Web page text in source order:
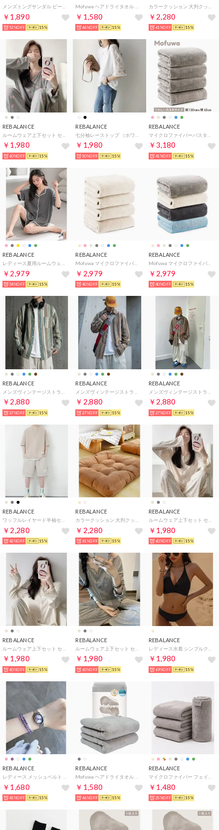
￥1,890
52%OFF 15%
￥1,580
46%OFF 15%
￥2,280
61%OFF 15%
REBALANCE
￥1,980
60%OFF 15%
REBALANCE
￥1,980
50%OFF 15%
REBALANCE
￥3,180
41%OFF 15%
REBALANCE
￥2,979
34%OFF 15%
REBALANCE
￥2,979
40%OFF 15%
REBALANCE
Mofuwa マイクロファイバー バスタオル 4枚セット タオルセット 110 x 50 ギフト まとめ買い【返品不可商品】 （カラーミックス1）
￥2,979
40%OFF 15%
REBALANCE
￥2,880
27%OFF 15%
REBALANCE
￥2,880
27%OFF 15%
REBALANCE
￥2,880
27%OFF 15%
REBALANCE
￥2,280
42%OFF 15%
REBALANCE
￥2,280
61%OFF 15%
REBALANCE
￥1,980
60%OFF 15%
REBALANCE
￥1,980
60%OFF 15%
REBALANCE
￥1,980
60%OFF 15%
REBALANCE
￥1,980
69%OFF 15%
REBALANCE
レディース メッシュベルト ウォッチ 腕時計 （C）
￥1,680
43%OFF 15%
REBALANCE
Mofuwa ヘアドライタオル 2枚セット【返品不可商品】 （スモーキーグレー）
￥1,580
46%OFF 15%
REBALANCE
マイクロファイバー フェイスタオル 4枚セット タオルセット ギフト まとめ買い【返品不可商品】 （スモーキーグレー）
￥1,480
25%OFF 15%